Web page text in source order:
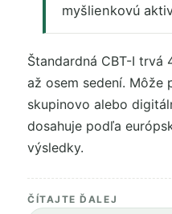
myšlienkovú
Štandardná CBT-I trvá
až osem sedení. Môže
skupinovo alebo
dosahuje podľa
výsledky.
ČÍTAJTE ĎALEJ